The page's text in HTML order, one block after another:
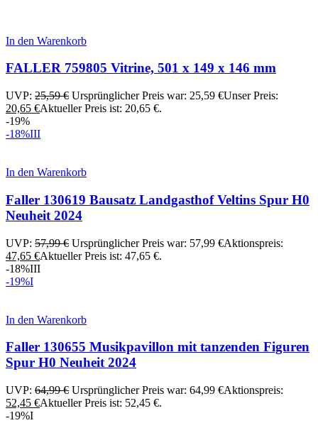
In den Warenkorb
FALLER 759805 Vitrine, 501 x 149 x 146 mm
UVP: 25,59€ Ursprünglicher Preis war: 25,59 €Unser Preis:
20,65 €Aktueller Preis ist: 20,65 €.
-19%
-18%III
In den Warenkorb
Faller 130619 Bausatz Landgasthof Veltins Spur H0
Neuheit 2024
UVP: 57,99€ Ursprünglicher Preis war: 57,99 €Aktionspreis:
47,65 €Aktueller Preis ist: 47,65 €.
-18%III
-19%I
In den Warenkorb
Faller 130655 Musikpavillon mit tanzenden Figuren
Spur H0 Neuheit 2024
UVP: 64,99€ Ursprünglicher Preis war: 64,99 €Aktionspreis:
52,45 €Aktueller Preis ist: 52,45 €.
-19%I